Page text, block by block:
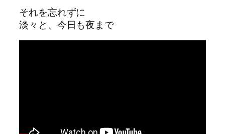
それを忘れずに
淡々と、今日も夜まで